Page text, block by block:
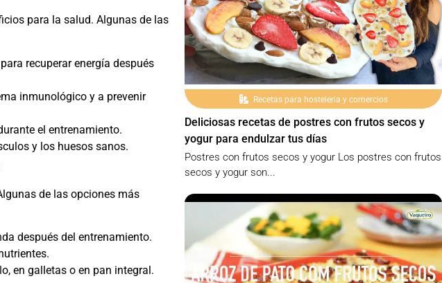
para la salud. Algunas de las
recuperar energía después
inmunológico y a prevenir
el entrenamiento.
y los huesos sanos.
de las opciones más
después del entrenamiento.
en galletas o en pan integral.
Recetas para hosteleria y comercios
Deliciosas recetas de postres con frutos secos y
yogur para endulzar tus días
Postres con frutos secos y yogur Los postres con frutos
secos y yogur son...